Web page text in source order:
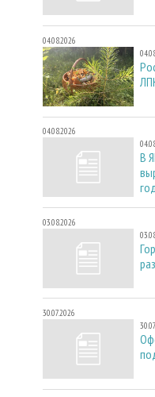
04.08.2026
04.08.2026
В
03.08.2026
30.07.2026